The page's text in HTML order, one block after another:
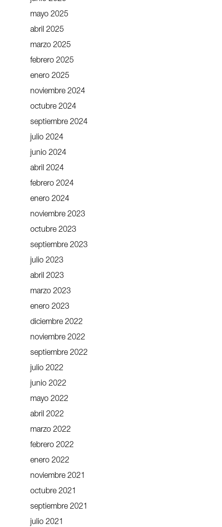
mayo 2025
abril 2025
marzo 2025
febrero 2025
enero 2025
noviembre 2024
octubre 2024
septiembre 2024
julio 2024
junio 2024
abril 2024
febrero 2024
enero 2024
noviembre 2023
octubre 2023
septiembre 2023
julio 2023
abril 2023
marzo 2023
enero 2023
diciembre 2022
noviembre 2022
septiembre 2022
julio 2022
junio 2022
mayo 2022
abril 2022
marzo 2022
febrero 2022
enero 2022
noviembre 2021
octubre 2021
septiembre 2021
julio 2021